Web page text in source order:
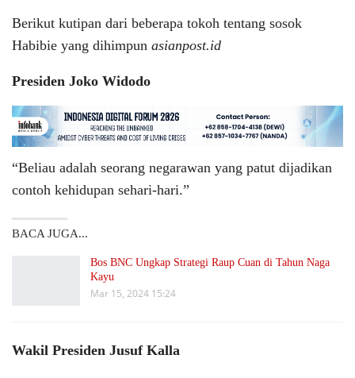
Berikut kutipan dari beberapa tokoh tentang sosok
Habibie yang dihimpun asianpost.id
Presiden Joko Widodo
“Beliau adalah seorang negarawan yang patut dijadikan
contoh kehidupan sehari-hari.”
BACA JUGA...
Bos BNC Ungkap Strategi Raup Cuan di Tahun Naga
Kayu
Mar 15, 2024 15:24
Wakil Presiden Jusuf Kalla